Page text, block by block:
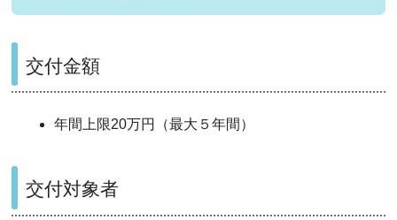
交付金額
年間上限20万円（最大５年間）
交付対象者